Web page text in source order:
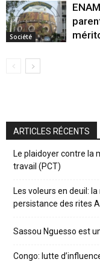
Société
ARTICLES RÉCENTS
Le plaidoyer contre la
travail (PCT)
Les voleurs en deuil:
persistance des rites
Sassou Nguesso est
Congo: lutte